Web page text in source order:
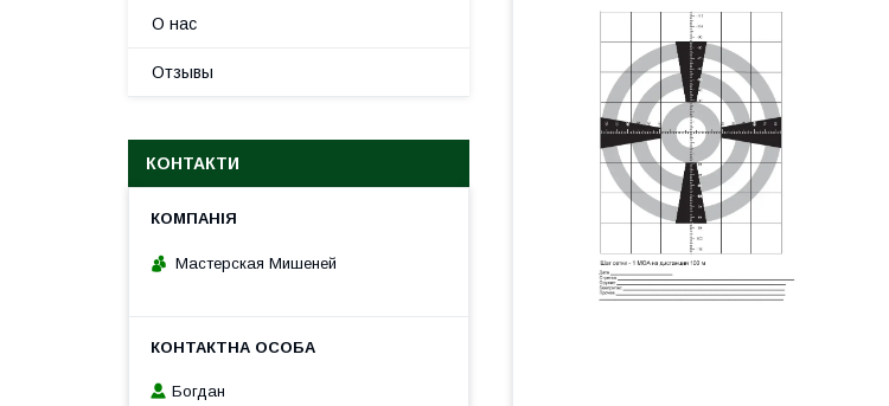
О нас
Отзывы
КОНТАКТИ
Мастерская Мишеней
Богдан